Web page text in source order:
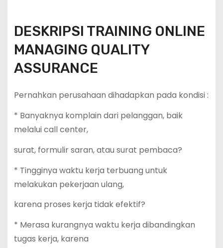
DESKRIPSI TRAINING ONLINE
MANAGING QUALITY
ASSURANCE
Pernahkan perusahaan dihadapkan pada kondisi :
* Banyaknya komplain dari pelanggan, baik
melalui call center,
surat, formulir saran, atau surat pembaca?
* Tingginya waktu kerja terbuang untuk
melakukan pekerjaan ulang,
karena proses kerja tidak efektif?
* Merasa kurangnya waktu kerja dibandingkan
tugas kerja, karena